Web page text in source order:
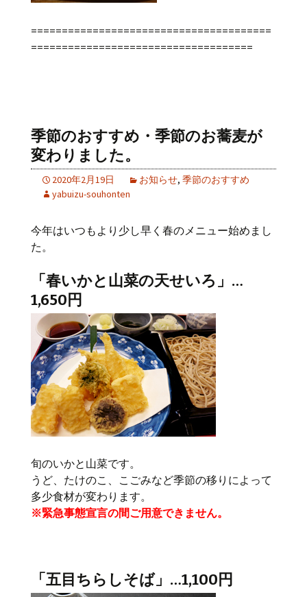
=======================================
====================================
季節のおすすめ・季節のお蕎麦が
変わりました。
2020年2月19日 お知らせ, 季節のおすすめ
yabuizu-souhonten
今年はいつもより少し早く春のメニュー始めまし
た。
「春いかと山菜の天せいろ」…
1,650円
旬のいかと山菜です。
うど、たけのこ、こごみなど季節の移りによって
多少食材が変わります。
※緊急事態宣言の間ご用意できません。
「五目ちらしそば」…1,100円